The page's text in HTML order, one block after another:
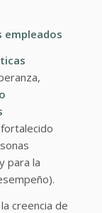
empleados
para la
creencia de